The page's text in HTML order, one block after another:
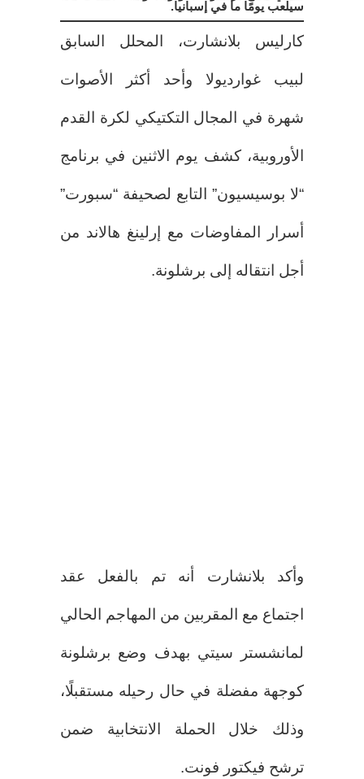
سيلعب يومًا ما في إسبانيا.
كارليس بلانشارت، المحلل السابق
لبيب غوارديولا وأحد أكثر الأصوات
شهرة في المجال التكتيكي لكرة القدم
الأوروبية، كشف يوم الاثنين في برنامج
“لا بوسيسيون” التابع لصحيفة “سبورت”
أسرار المفاوضات مع إرلينغ هالاند من
أجل انتقاله إلى برشلونة.
وأكد بلانشارت أنه تم بالفعل عقد
اجتماع مع المقربين من المهاجم الحالي
لمانشستر سيتي بهدف وضع برشلونة
كوجهة مفضلة في حال رحيله مستقبلًا،
وذلك خلال الحملة الانتخابية ضمن
ترشح فيكتور فونت.